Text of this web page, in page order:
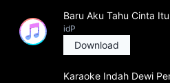
Baru Aku Tahu Cinta
idP
Download
Karaoke Indah Dewi